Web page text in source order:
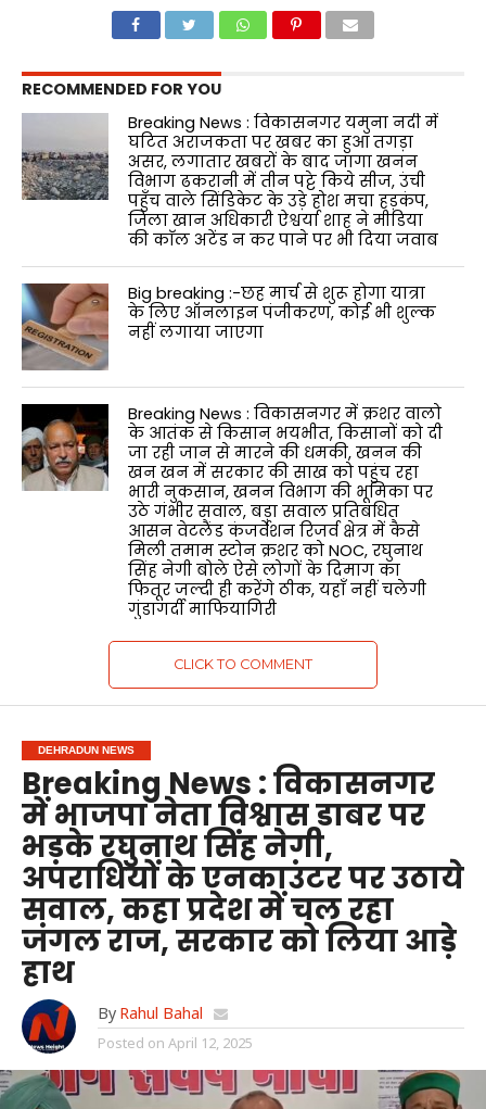
RECOMMENDED FOR YOU
Breaking News : विकासनगर यमुना नदी में
घटित अराजकता पर खबर का हुआ तगड़ा
असर, लगातार खबरों के बाद जागा खनन
विभाग ढकरानी में तीन पट्टे किये सीज, उंची
पहुँच वाले सिंडिकेट के उड़े होश मचा हड़कंप,
जिला खान अधिकारी ऐश्वर्या शाह ने मीडिया
की काॅल अटेंड न कर पाने पर भी दिया जवाब
Big breaking :-छह मार्च से शुरू होगा यात्रा
के लिए ऑनलाइन पंजीकरण, कोई भी शुल्क
नहीं लगाया जाएगा
Breaking News : विकासनगर में क्रशर वालो
के आतंक से किसान भयभीत, किसानों को दी
जा रही जान से मारने की धमकी, खनन की
खन खन में सरकार की साख को पहुंच रहा
भारी नुकसान, खनन विभाग की भूमिका पर
उठे गंभीर सवाल, बड़ा सवाल प्रतिबंधित
आसन वेटलैंड कंजर्वेशन रिजर्व क्षेत्र में कैसे
मिली तमाम स्टोन क्रशर को NOC, रघुनाथ
सिंह नेगी बोले ऐसे लोगों के दिमाग का
फितूर जल्दी ही करेंगे ठीक, यहाँ नहीं चलेगी
गुंडागर्दी माफियागिरी
CLICK TO COMMENT
DEHRADUN NEWS
Breaking News : विकासनगर
में भाजपा नेता विश्वास डाबर पर
भड़के रघुनाथ सिंह नेगी,
अपराधियों के एनकाउंटर पर उठाये
सवाल, कहा प्रदेश में चल रहा
जंगल राज, सरकार को‌ लिया आड़े
हाथ
By Rahul Bahal
Posted on April 12, 2025